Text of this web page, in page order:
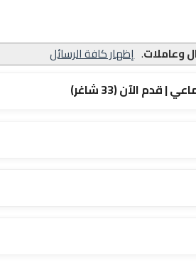
وعاملات. إظهار كافة الرسائل
الآن (33 شاغر)